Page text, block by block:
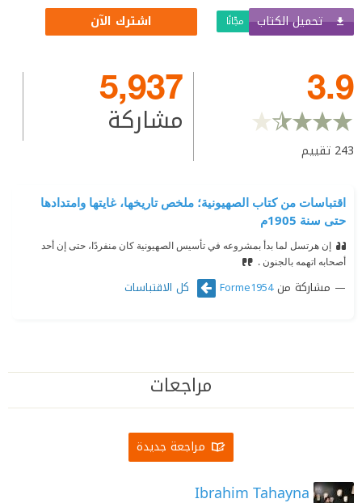
تحميل الكتاب مجّانًا اشترك الآن
3.9
243 تقييم
5,937
مشاركة
اقتباسات من كتاب الصهيونية؛ ملخص تاريخها، غايتها وامتدادها
حتى سنة 1905م
إن هرتسل لما بدأ بمشروعه في تأسيس الصهيونية كان منفردًا، حتى إن أحد
أصحابه اتهمه بالجنون .
مشاركة منForme1954 كل الاقتباسات
مراجعات
مراجعة جديدة
Ibrahim Tahayna